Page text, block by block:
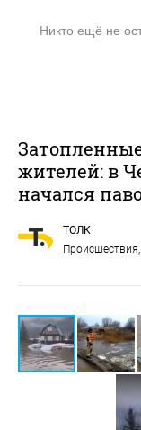
Никто ещё не
жителей: в
начался
ТОЛК
Происшествия